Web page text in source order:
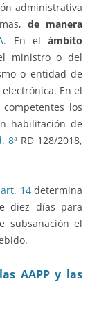
administrativa
de manera
. En el ámbito
ministro o del
o entidad de
En el
los
habilitación de
8ª RD 128/2018,
art. 14determina
diez días para
subsanación el
AAPP y las